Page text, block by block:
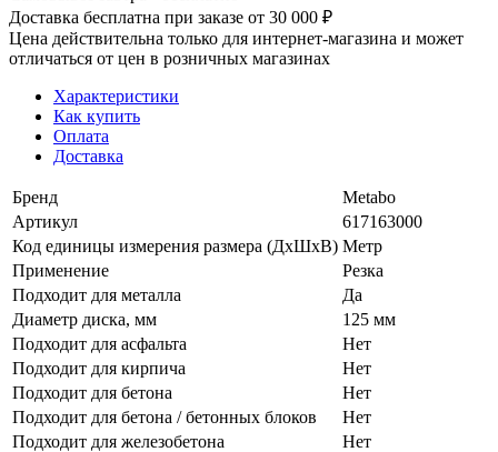
Доставка бесплатна при заказе от 30 000 ₽
Цена действительна только для интернет-магазина и может
отличаться от цен в розничных магазинах
Характеристики
Как купить
Оплата
Доставка
Бренд
Metabo
Артикул
617163000
Код единицы измерения размера (ДхШхВ) Метр
Применение
Резка
Подходит для металла
Да
Диаметр диска, мм
125 мм
Подходит для асфальта
Нет
Подходит для кирпича
Нет
Подходит для бетона
Нет
Подходит для бетона / бетонных блоков
Нет
Подходит для железобетона
Нет